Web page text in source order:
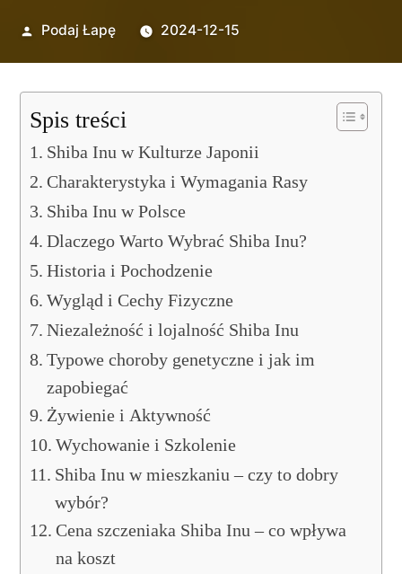
Opublikowane
Podaj Łapę 2024-12-15
Spis treści
Shiba Inu w Kulturze Japonii
Charakterystyka i Wymagania Rasy
Shiba Inu w Polsce
Dlaczego Warto Wybrać Shiba Inu?
Historia i Pochodzenie
Wygląd i Cechy Fizyczne
Niezależność i lojalność Shiba Inu
Typowe choroby genetyczne i jak im
zapobiegać
Żywienie i Aktywność
Wychowanie i Szkolenie
Shiba Inu w mieszkaniu – czy to dobry
wybór?
Cena szczeniaka Shiba Inu – co wpływa
na koszt